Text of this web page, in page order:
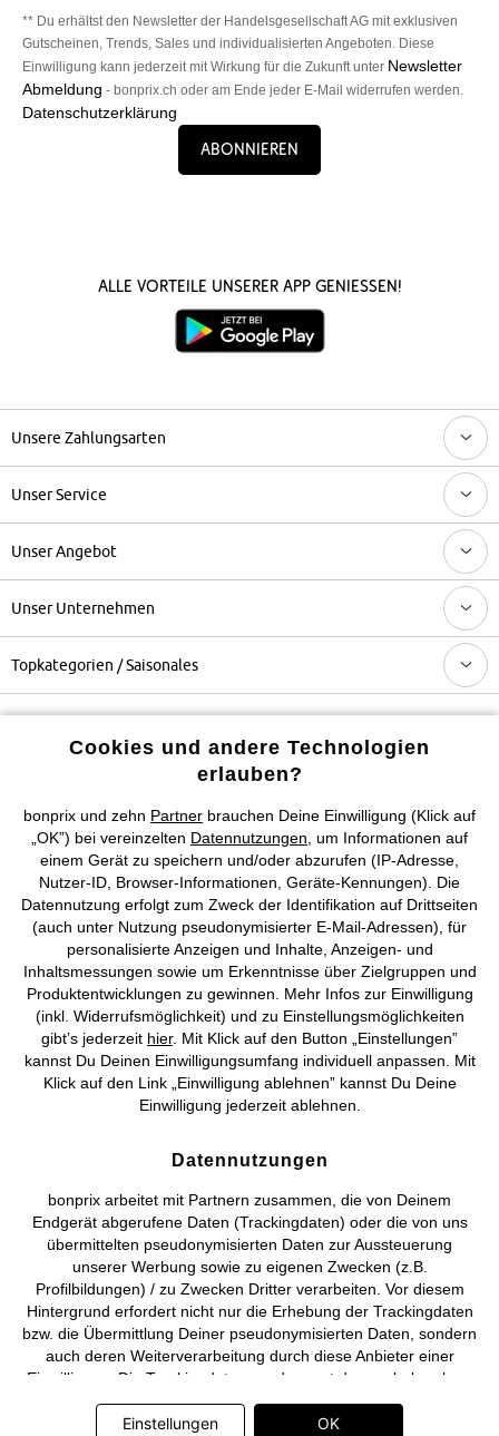
** Du erhältst den Newsletter der Handelsgesellschaft AG mit exklusiven
Gutscheinen, Trends, Sales und individualisierten Angeboten. Diese
Einwilligung kann jederzeit mit Wirkung für die Zukunft unter Newsletter
Abmeldung - bonprix.ch oder am Ende jeder E-Mail widerrufen werden.
Datenschutzerklärung
Abonnieren
Alle Vorteile unserer App genießen!
Unsere Zahlungsarten
Unser Service
Unser Angebot
Unser Unternehmen
Topkategorien / Saisonales
Mehr von bonprix auf
Preisangaben inkl. gesetzl. MwSt. und zzgl.
Service- &
Versandkosten
AGB Datenschutz Cookie-Einstellungen Impressum
Vertrag widerrufen
©2026 bonprix.Alle Rechte vorbehalten.
Deutsch Français
Cookies und andere Technologien
erlauben?
bonprix und zehn Partner brauchen Deine Einwilligung (Klick auf
„OK”) bei vereinzelten Datennutzungen , um Informationen auf
einem Gerät zu speichern und/oder abzurufen (IP-Adresse,
Nutzer-ID, Browser-Informationen, Geräte-Kennungen). Die
Datennutzung erfolgt zum Zweck der Identifikation auf Drittseiten
(auch unter Nutzung pseudonymisierter E-Mail-Adressen), für
personalisierte Anzeigen und Inhalte, Anzeigen- und
Inhaltsmessungen sowie um Erkenntnisse über Zielgruppen und
Produktentwicklungen zu gewinnen. Mehr Infos zur Einwilligung
(inkl. Widerrufsmöglichkeit) und zu Einstellungsmöglichkeiten
gibt’s jederzeit hier. Mit Klick auf den Button „Einstellungen”
kannst Du Deinen Einwilligungsumfang individuell anpassen. Mit
Klick auf den Link „Einwilligung ablehnen” kannst Du Deine
Einwilligung jederzeit ablehnen.
Datennutzungen
bonprix arbeitet mit Partnern zusammen, die von Deinem
Endgerät abgerufene Daten (Trackingdaten) oder die von uns
übermittelten pseudonymisierten Daten zur Aussteuerung
unserer Werbung sowie zu eigenen Zwecken (z.B.
Profilbildungen) / zu Zwecken Dritter verarbeiten. Vor diesem
Hintergrund erfordert nicht nur die Erhebung der Trackingdaten
bzw. die Übermittlung Deiner pseudonymisierten Daten, sondern
auch deren Weiterverarbeitung durch diese Anbieter einer
Einwilligung. Die Trackingdaten werden erst dann erhoben bzw.
Deine pseudonymisierten Daten erst dann übermittelt, wenn Du
auf den in dem Banner auf bonprix.de wiedergebenden Button
Einstellungen OK